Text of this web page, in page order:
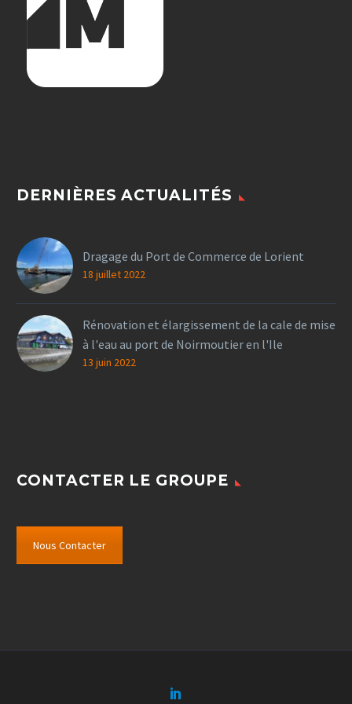
DERNIÈRES ACTUALITÉS
Dragage du Port de Commerce de Lorient
18 juillet 2022
Rénovation et élargissement de la cale de mise
à l'eau au port de Noirmoutier en l'Ile
13 juin 2022
CONTACTER LE GROUPE
Nous Contacter